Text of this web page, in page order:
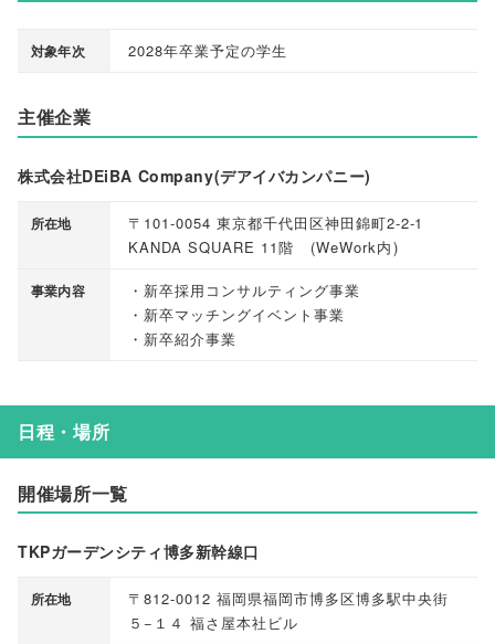
対象年次 2028年卒業予定の学生
主催企業
株式会社DEiBA Company(デアイバカンパニー)
所在地
〒101-0054 東京都千代田区神田錦町2-2-1
KANDA SQUARE 11階
(WeWork内)
事業内容
・新卒採用コンサルティング事業
・新卒マッチングイベント事業
・新卒紹介事業
日程・場所
開催場所一覧
TKPガーデンシティ博多新幹線口
所在地
〒812-0012 福岡県福岡市博多区博多駅中央街
５−１４ 福さ屋本社ビル